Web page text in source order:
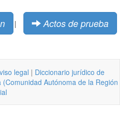
| Actos de prueba
legal | Diccionario jurídico de
(Comunidad Autónoma de la Región